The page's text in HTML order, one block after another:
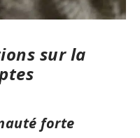
sur la
forte